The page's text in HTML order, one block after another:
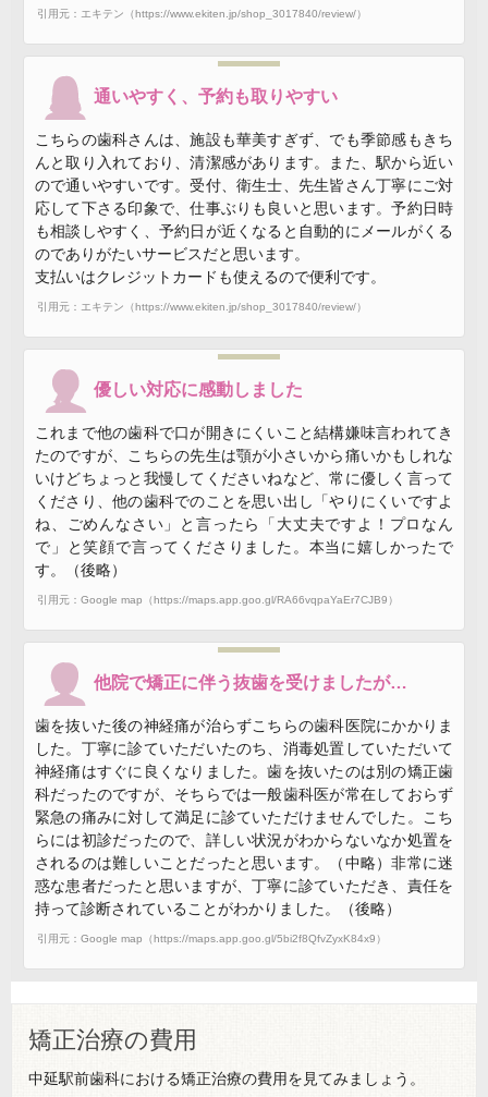
引用元：エキテン（https://www.ekiten.jp/shop_3017840/review/）
通いやすく、予約も取りやすい
こちらの歯科さんは、施設も華美すぎず、でも季節感もきち
んと取り入れており、清潔感があります。また、駅から近い
ので通いやすいです。受付、衛生士、先生皆さん丁寧にご対
応して下さる印象で、仕事ぶりも良いと思います。予約日時
も相談しやすく、予約日が近くなると自動的にメールがくる
のでありがたいサービスだと思います。
支払いはクレジットカードも使えるので便利です。
引用元：エキテン（https://www.ekiten.jp/shop_3017840/review/）
優しい対応に感動しました
これまで他の歯科で口が開きにくいこと結構嫌味言われてき
たのですが、こちらの先生は顎が小さいから痛いかもしれな
いけどちょっと我慢してくださいねなど、常に優しく言って
くださり、他の歯科でのことを思い出し「やりにくいですよ
ね、ごめんなさい」と言ったら「大丈夫ですよ！プロなん
で」と笑顔で言ってくださりました。本当に嬉しかったで
す。（後略）
引用元：Google map（https://maps.app.goo.gl/RA66vqpaYaEr7CJB9）
他院で矯正に伴う抜歯を受けましたが…
歯を抜いた後の神経痛が治らずこちらの歯科医院にかかりま
した。丁寧に診ていただいたのち、消毒処置していただいて
神経痛はすぐに良くなりました。歯を抜いたのは別の矯正歯
科だったのですが、そちらでは一般歯科医が常在しておらず
緊急の痛みに対して満足に診ていただけませんでした。こち
らには初診だったので、詳しい状況がわからないなか処置を
されるのは難しいことだったと思います。（中略）非常に迷
惑な患者だったと思いますが、丁寧に診ていただき、責任を
持って診断されていることがわかりました。（後略）
引用元：Google map（https://maps.app.goo.gl/5bi2f8QfvZyxK84x9）
矯正治療の費用
中延駅前歯科における矯正治療の費用を見てみましょう。